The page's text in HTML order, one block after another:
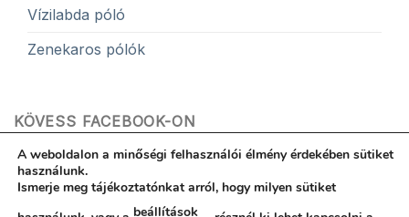
Vízilabda póló
Zenekaros pólók
KÖVESS FACEBOOK-ON
A weboldalon a minőségi felhasználói élmény érdekében sütiket
használunk.
Ismerje meg tájékoztatónkat arról, hogy milyen sütiket
beállítások